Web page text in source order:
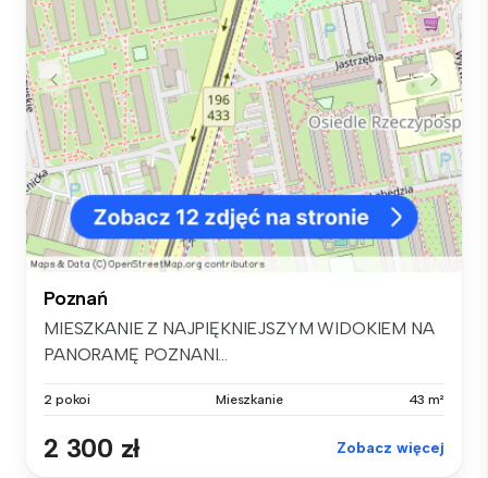
Poznań
MIESZKANIE Z NAJPIĘKNIEJSZYM WIDOKIEM NA
PANORAMĘ POZNANI...
2 pokoi Mieszkanie 43 m²
2 300 zł Zobacz więcej